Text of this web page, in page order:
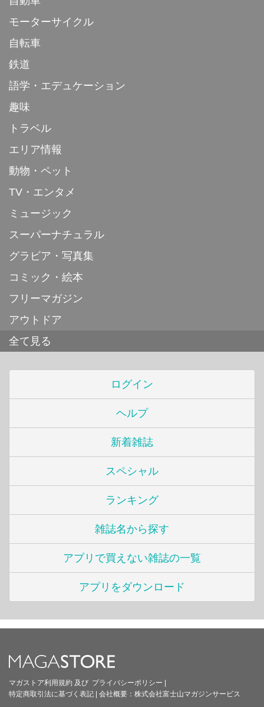
モーターサイクル
自転車
鉄道
語学・エデュケーション
趣味
トラベル
エリア情報
動物・ペット
TV・エンタメ
ミュージック
スーパーナチュラル
グラビア・写真集
コミック・絵本
フリーマガジン
アウトドア
全て見る
ログイン
ヘルプ
新着雑誌
スペシャル
ランキング
雑誌名から探す
アプリで買えない雑誌の一覧
アプリをダウンロード
マガストア利用規約 及び プライバシーポリシー
特定商取引法に基づく表記
会社概要： 株式会社富士山マガジンサービス